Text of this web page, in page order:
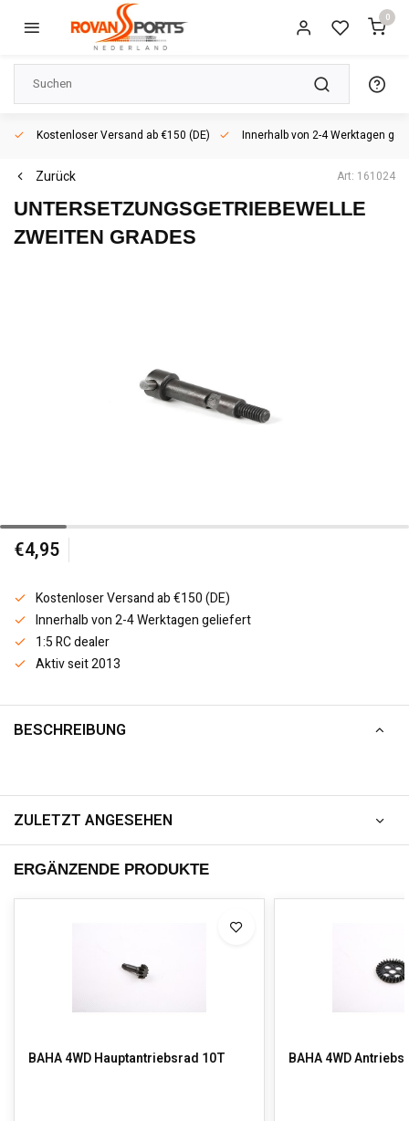
0
Kostenloser Versand ab €150 (DE) Innerhalb von 2-4 Werktagen
Zurück Art: 161024
UNTERSETZUNGSGETRIEBEWELLE
ZWEITEN GRADES
€4,95
Kostenloser Versand ab €150 (DE)
Innerhalb von 2-4 Werktagen geliefert
1:5 RC dealer
Aktiv seit 2013
BESCHREIBUNG
ZULETZT ANGESEHEN
ERGÄNZENDE PRODUKTE
BAHA 4WD Hauptantriebsrad 10T BAHA 4WD